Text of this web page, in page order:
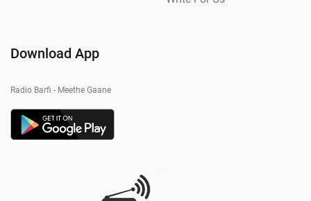
Download App
Radio Barfi - Meethe Gaane